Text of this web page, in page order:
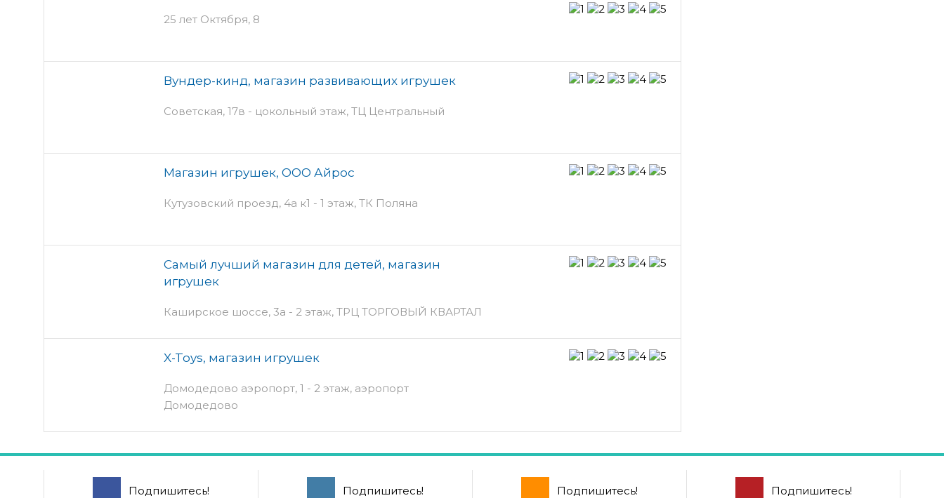
25 лет Октября, 8
Вундер-кинд, магазин развивающих игрушек
Советская, 17в - цокольный этаж, ТЦ Центральный
Магазин игрушек, ООО Айрос
Кутузовский проезд, 4а к1 - 1 этаж, ТК Поляна
Самый лучший магазин для детей, магазин
игрушек
Каширское шоссе, 3а - 2 этаж, ТРЦ ТОРГОВЫЙ КВАРТАЛ
X-Toys, магазин игрушек
Домодедово аэропорт, 1 - 2 этаж, аэропорт
Домодедово
Подпишитесь! Подпишитесь! Подпишитесь! Подпишитесь!